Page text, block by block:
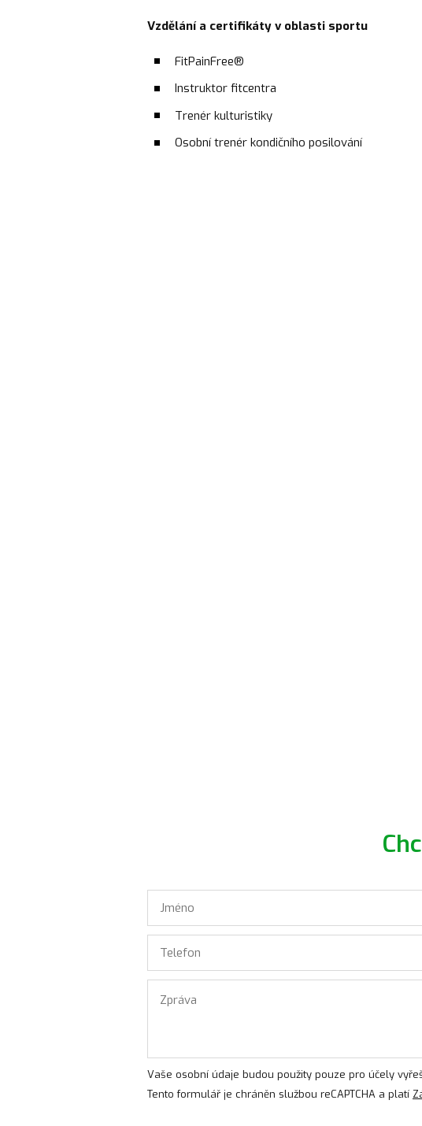
Vzdělání a certifikáty v oblasti sportu
FitPainFree®
Instruktor fitcentra
Trenér kulturistiky
Osobní trenér kondičního posilování
Vaše osobní údaje budou použity pouze pro účely
Tento formulář je chráněn službou reCAPTCHA a platí